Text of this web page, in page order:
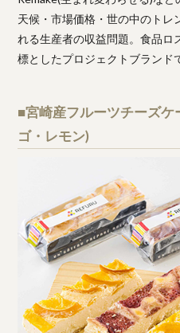
天候・市場価格・世の中のトレ
れる生産者の収益問題。食品ロ
標としたプロジェクトブランド
■宮崎産フルーツチーズ
ゴ・レモン)